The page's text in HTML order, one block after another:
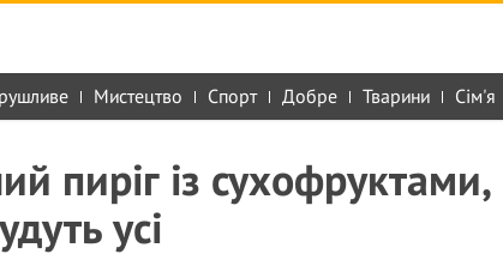
Мистецтво Спорт Добре Тварини Сім'я
пиріг із сухофруктами,
усі